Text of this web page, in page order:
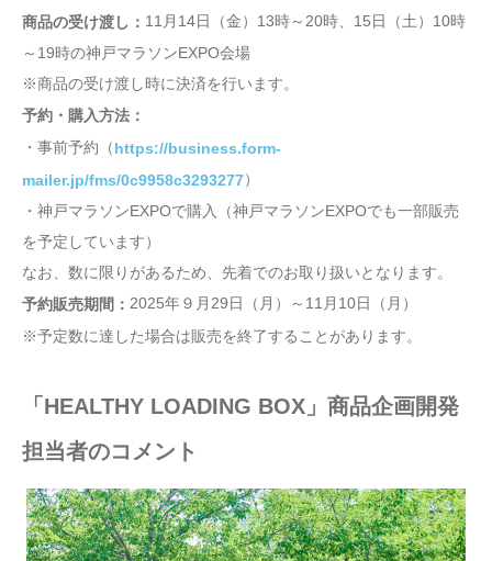
商品の受け渡し： 11月14日（金）13時～20時、15日（土）10時
～19時の神戸マラソンEXPO会場
※商品の受け渡し時に決済を行います。
予約・購入方法：
・事前予約（https://business.form-
mailer.jp/fms/0c9958c3293277）
・神戸マラソンEXPOで購入（神戸マラソンEXPOでも一部販売
を予定しています）
なお、数に限りがあるため、先着でのお取り扱いとなります。
予約販売期間： 2025年９月29日（月）～11月10日（月）
※予定数に達した場合は販売を終了することがあります。
「HEALTHY LOADING BOX」商品企画開発
担当者のコメント